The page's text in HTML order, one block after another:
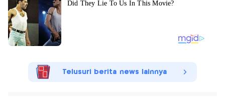
Telusuri berita news lainnya